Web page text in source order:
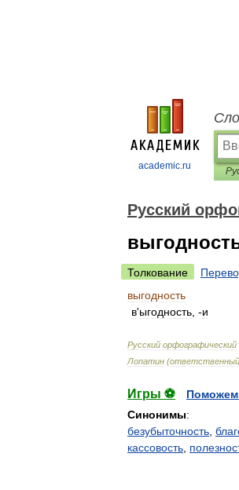
academic.ru
Русский
Толкование
выгодность
в'ыгодность , -и
Русский орфографический
Лопатин (ответственный
Игры ⚽
Поможем
Синонимы:
безубыточность
кассовость